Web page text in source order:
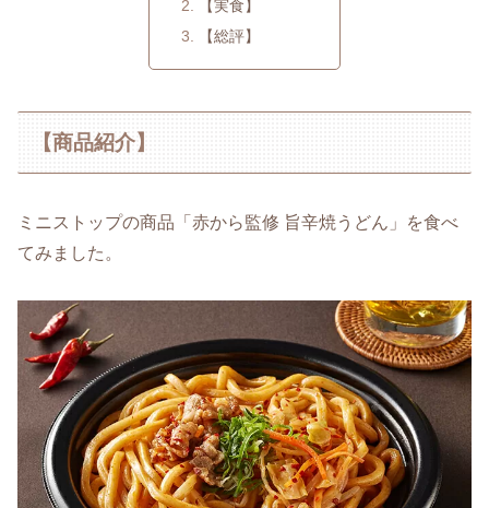
【実食】
【総評】
【商品紹介】
ミニストップの商品「赤から監修 旨辛焼うどん」を食べ
てみました。